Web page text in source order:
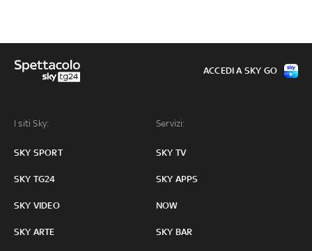
I siti Sky:
SKY SPORT
SKY TG24
SKY VIDEO
SKY ARTE
Servizi:
SKY TV
SKY APPS
NOW
SKY BAR
ACCEDI A SKY GO